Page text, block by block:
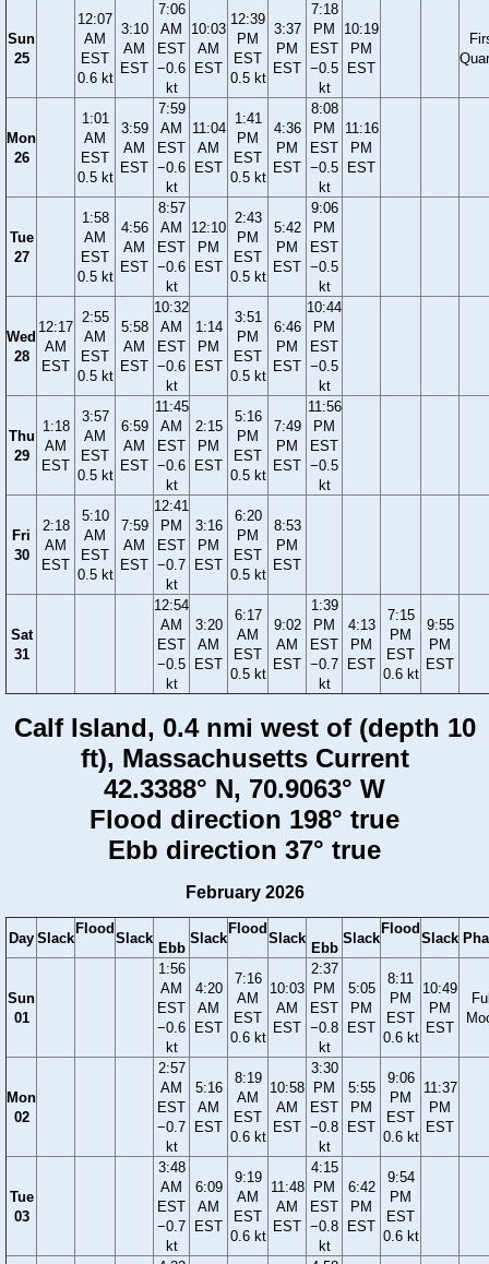
Sun
25
12:07
AM
EST
0.6 kt
3:10
AM
EST
7:06
AM
EST
−0.6
kt
10:03
AM
EST
12:39
PM
EST
0.5 kt
3:37
PM
EST
7:18
PM
EST
−0.5
kt
10:19
PM
EST
Mon
26
1:01
AM
EST
0.5 kt
3:59
AM
EST
7:59
AM
EST
−0.6
kt
11:04
AM
EST
1:41
PM
EST
0.5 kt
4:36
PM
EST
8:08
PM
EST
−0.5
kt
11:16
PM
EST
Tue
27
1:58
AM
EST
0.5 kt
4:56
AM
EST
8:57
AM
EST
−0.6
kt
12:10
PM
EST
2:43
PM
EST
0.5 kt
5:42
PM
EST
9:06
PM
EST
−0.5
kt
Wed
28
12:17
AM
EST
2:55
AM
EST
0.5 kt
5:58
AM
EST
10:32
AM
EST
−0.6
kt
1:14
PM
EST
3:51
PM
EST
0.5 kt
6:46
PM
EST
10:44
PM
EST
−0.5
kt
Thu
29
1:18
AM
EST
3:57
AM
EST
0.5 kt
6:59
AM
EST
11:45
AM
EST
−0.6
kt
2:15
PM
EST
5:16
PM
EST
0.5 kt
7:49
PM
EST
11:56
PM
EST
−0.5
kt
Fri
30
2:18
AM
EST
5:10
AM
EST
0.5 kt
7:59
AM
EST
12:41
PM
EST
−0.7
kt
3:16
PM
EST
6:20
PM
EST
0.5 kt
8:53
PM
EST
Sat
31
12:54
AM
EST
−0.5
kt
3:20
AM
EST
6:17
AM
EST
0.5 kt
9:02
AM
EST
1:39
PM
EST
−0.7
kt
4:13
PM
EST
7:15
PM
EST
0.6 kt
9:55
PM
EST
Calf Island, 0.4 nmi west of (depth 10
ft), Massachusetts Current
42.3388° N, 70.9063° W
Flood direction 198° true
Ebb direction 37° true
February 2026
Day Slack
Flood
Slack
Ebb
Slack
Flood
Slack
Ebb
Slack
Flood
Slack
Sun
01
1:56
AM
EST
−0.6
kt
4:20
AM
EST
7:16
AM
EST
0.6 kt
10:03
AM
EST
2:37
PM
EST
−0.8
kt
5:05
PM
EST
8:11
PM
EST
0.6 kt
10:49
PM
EST
Mon
02
2:57
AM
EST
−0.7
kt
5:16
AM
EST
8:19
AM
EST
0.6 kt
10:58
AM
EST
3:30
PM
EST
−0.8
kt
5:55
PM
EST
9:06
PM
EST
0.6 kt
11:37
PM
EST
Tue
03
3:48
AM
EST
−0.7
kt
6:09
AM
EST
9:19
AM
EST
0.6 kt
11:48
AM
EST
4:15
PM
EST
−0.8
kt
6:42
PM
EST
9:54
PM
EST
0.6 kt